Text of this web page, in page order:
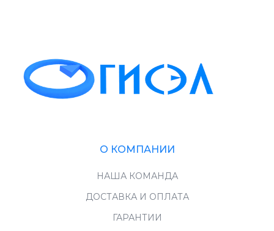
О КОМПАНИИ
НАША КОМАНДА
ДОСТАВКА И ОПЛАТА
ГАРАНТИИ